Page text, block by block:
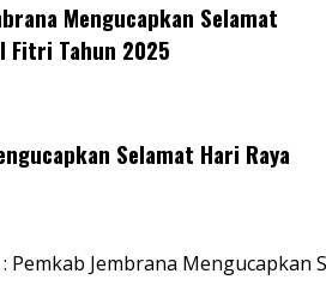
Mengucapkan Selamat
Fitri Tahun 2025
Selamat Hari Raya
Pemkab Jembrana Mengucapkan